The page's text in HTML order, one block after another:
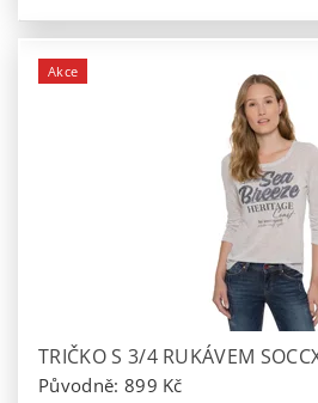
Akce
TRIČKO S 3/4 RUKÁVEM
Původně: 899 Kč